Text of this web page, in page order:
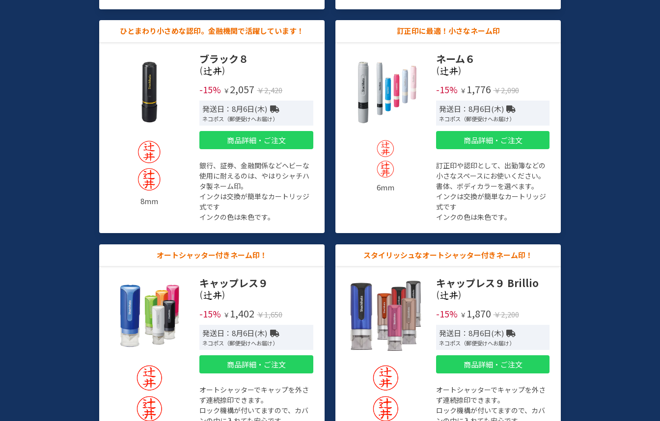
ひとまわり小さめな認印。金融機関で活躍しています！
8mm
ブラック８
(
)
-15% ￥ 2,057 ￥2,420
発送日：8月6日(木)
ネコポス（郵便受けへお届け）
商品詳細・ご注文
銀行、証券、金融関係などヘビーな
使用に耐えるのは、やはりシャチハ
タ製ネーム印。
インクは交換が簡単なカートリッジ
式です
インクの色は朱色です。
訂正印に最適！小さなネーム印
6mm
ネーム６
(
)
-15% ￥ 1,776 ￥2,090
発送日：8月6日(木)
ネコポス（郵便受けへお届け）
商品詳細・ご注文
訂正印や認印として、出勤簿などの
小さなスペースにお使いください。
書体、ボディカラーを選べます。
インクは交換が簡単なカートリッジ
式です
インクの色は朱色です。
オートシャッター付きネーム印！
キャップレス９
(
)
-15% ￥ 1,402 ￥1,650
発送日：8月6日(木)
ネコポス（郵便受けへお届け）
商品詳細・ご注文
オートシャッターでキャップを外さ
ず連続捺印できます。
ロック機構が付いてますので、カバ
スタイリッシュなオートシャッター付きネーム印！
キャップレス９ Brillio
(
)
-15% ￥ 1,870 ￥2,200
発送日：8月6日(木)
ネコポス（郵便受けへお届け）
商品詳細・ご注文
オートシャッターでキャップを外さ
ず連続捺印できます。
ロック機構が付いてますので、カバ